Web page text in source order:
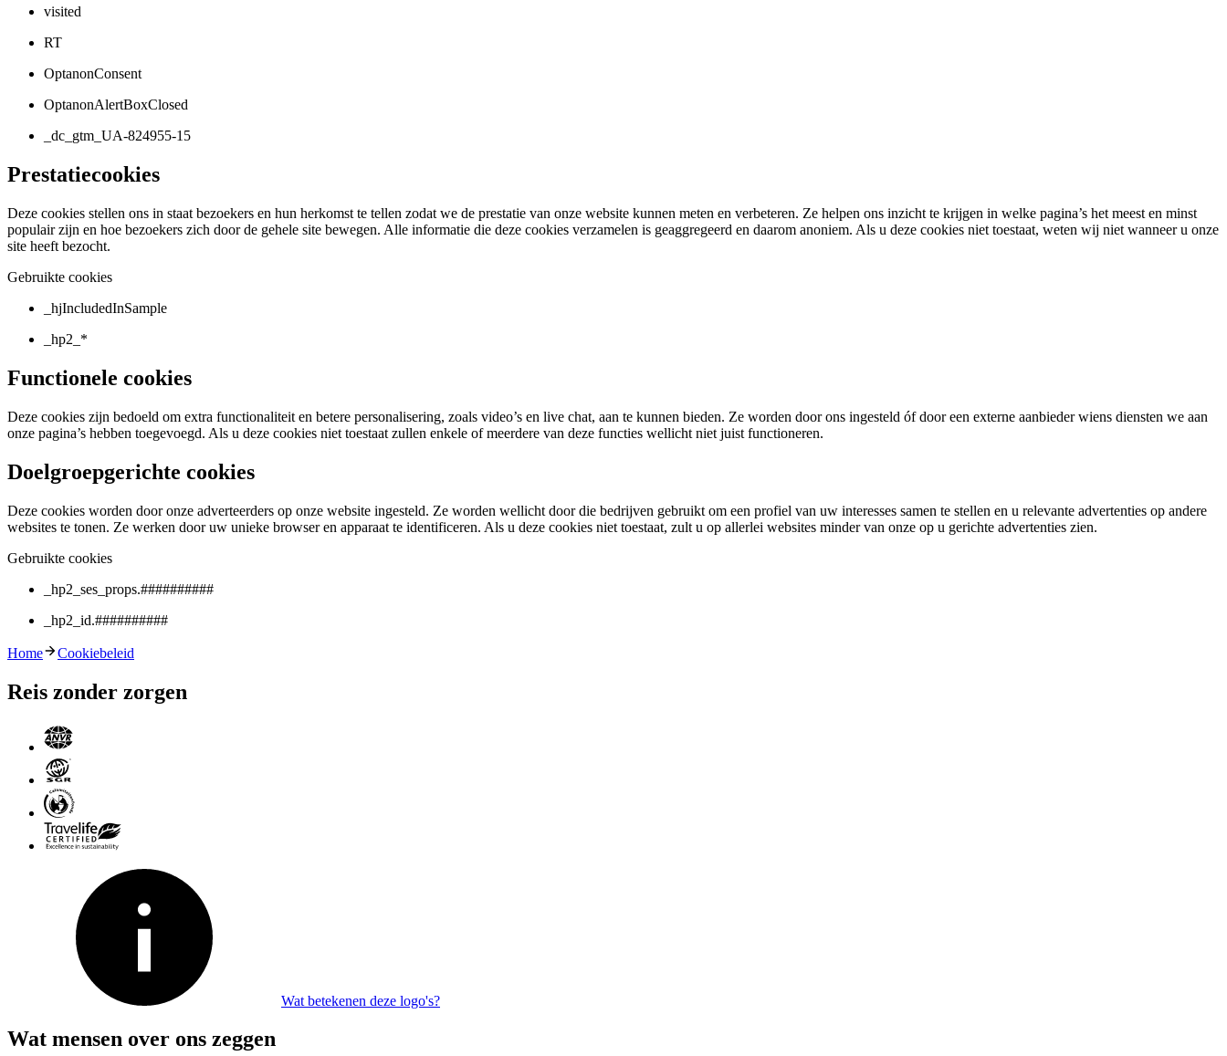
visited
RT
OptanonConsent
OptanonAlertBoxClosed
_dc_gtm_UA-824955-15
Prestatiecookies
Deze cookies stellen ons in staat bezoekers en hun herkomst te tellen zodat we de prestatie van onze website kunnen meten en verbeteren. Ze helpen ons inzicht te krijgen in welke pagina’s het meest en minst
populair zijn en hoe bezoekers zich door de gehele site bewegen. Alle informatie die deze cookies verzamelen is geaggregeerd en daarom anoniem. Als u deze cookies niet toestaat, weten wij niet wanneer u onze
site heeft bezocht.
Gebruikte cookies
_hjIncludedInSample
_hp2_*
Functionele cookies
Deze cookies zijn bedoeld om extra functionaliteit en betere personalisering, zoals video’s en live chat, aan te kunnen bieden. Ze worden door ons ingesteld óf door een externe aanbieder wiens diensten we aan
onze pagina’s hebben toegevoegd. Als u deze cookies niet toestaat zullen enkele of meerdere van deze functies wellicht niet juist functioneren.
Doelgroepgerichte cookies
Deze cookies worden door onze adverteerders op onze website ingesteld. Ze worden wellicht door die bedrijven gebruikt om een profiel van uw interesses samen te stellen en u relevante advertenties op andere
websites te tonen. Ze werken door uw unieke browser en apparaat te identificeren. Als u deze cookies niet toestaat, zult u op allerlei websites minder van onze op u gerichte advertenties zien.
Gebruikte cookies
_hp2_ses_props.##########
_hp2_id.##########
Home Cookiebeleid
Reis zonder zorgen
Wat betekenen deze logo's?
Wat mensen over ons zeggen